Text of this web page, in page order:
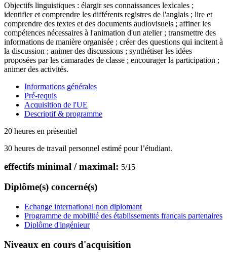
Objectifs linguistiques : élargir ses connaissances lexicales ;
identifier et comprendre les différents registres de l'anglais ; lire et
comprendre des textes et des documents audiovisuels ; affiner les
compétences nécessaires à l'animation d'un atelier ; transmettre des
informations de manière organisée ; créer des questions qui incitent à
la discussion ; animer des discussions ; synthétiser les idées
proposées par les camarades de classe ; encourager la participation ;
animer des activités.
Informations générales
Pré-requis
Acquisition de l'UE
Descriptif & programme
20 heures en présentiel
30 heures de travail personnel estimé pour l’étudiant.
effectifs minimal / maximal: 5/15
Diplôme(s) concerné(s)
Echange international non diplomant
Programme de mobilité des établissements français partenaires
Diplôme d'ingénieur
Niveaux en cours d'acquisition